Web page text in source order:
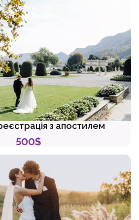
з апостилем
500$